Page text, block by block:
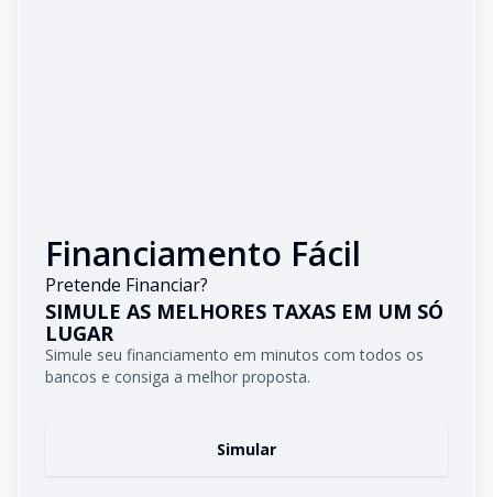
Financiamento Fácil
Pretende Financiar?
SIMULE AS MELHORES TAXAS EM UM SÓ
LUGAR
Simule seu financiamento em minutos com todos os
bancos e consiga a melhor proposta.
Simular